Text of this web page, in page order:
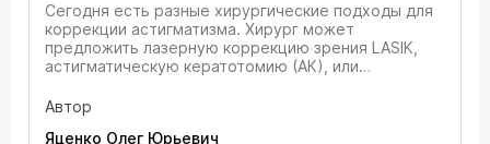
Сегодня есть разные хирургические подходы для
коррекции астигматизма. Хирург может
предложить лазерную коррекцию зрения LASIK,
астигматическую кератотомию (АК), или
Однако, если Вы планируете операцию по
удалению катаракты, то у Вас есть еще одна
Автор
Яценко Олег Юрьевич